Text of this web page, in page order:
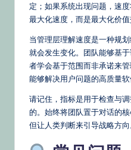
定；如果系统出现问题，速
最大化速度，而是最大化价值
当管理层理解速度是一种规
就会发生变化。团队能够基
者学会基于范围而非承诺来
能够解决用户问题的高质量软
请记住，指标是用于检查与
的。始终将团队置于对话的
但让人类判断来引导战略方向